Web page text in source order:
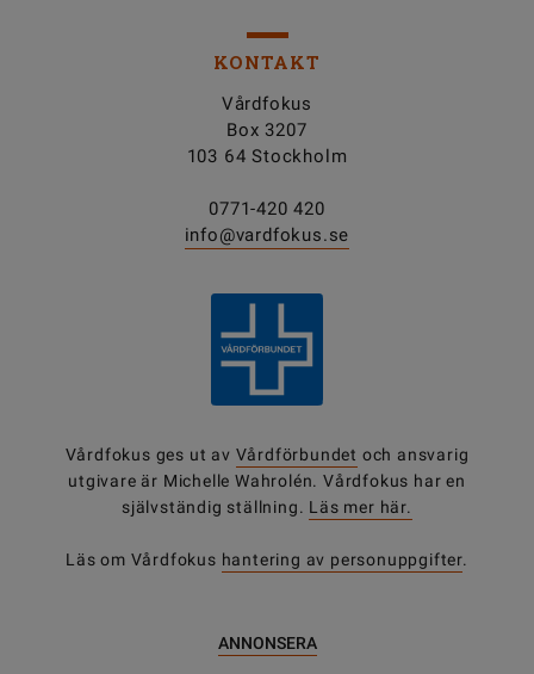
KONTAKT
Vårdfokus
Box 3207
103 64 Stockholm
0771-420 420
info@vardfokus.se
Vårdfokus ges ut av Vårdförbundet och ansvarig
utgivare är Michelle Wahrolén. Vårdfokus har en
självständig ställning. Läs mer här.
Läs om Vårdfokus hantering av personuppgifter.
ANNONSERA